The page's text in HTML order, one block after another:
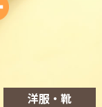
洋服・靴